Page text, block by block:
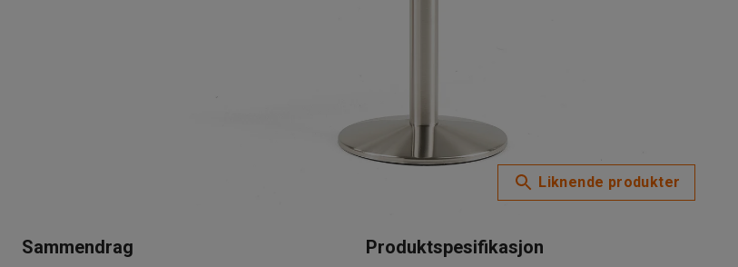
Liknende produkter
Sammendrag Produktspesifikasjon